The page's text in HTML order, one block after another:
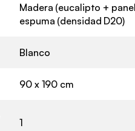
Madera (eucalipto +
espuma (densidad D20)
Blanco
90 x 190 cm
1